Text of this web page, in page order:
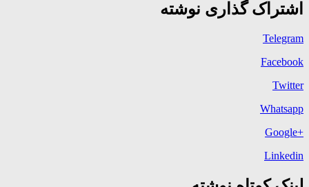
اشتراک گذاری نوشته
Telegram
Facebook
Twitter
Whatsapp
+Google
Linkedin